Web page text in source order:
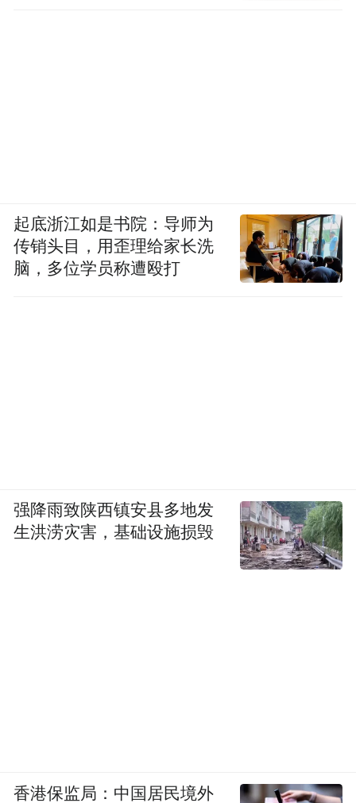
起底浙江如是书院：导师为
传销头目，用歪理给家长洗
脑，多位学员称遭殴打
强降雨致陕西镇安县多地发
生洪涝灾害，基础设施损毁
香港保监局：中国居民境外